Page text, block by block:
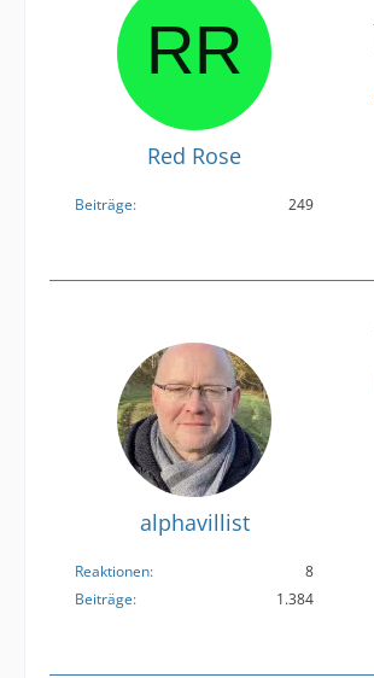
Red Rose
Beiträge 249
alphavillist
Reaktionen
8
Beiträge
1.384